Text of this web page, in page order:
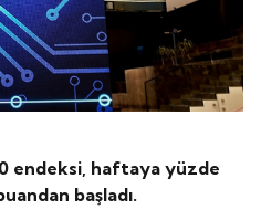
endeksi, haftaya yüzde
başladı.